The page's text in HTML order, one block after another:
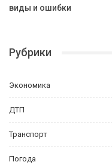
виды и ошибки
Рубрики
Экономика
ДТП
Транспорт
Погода